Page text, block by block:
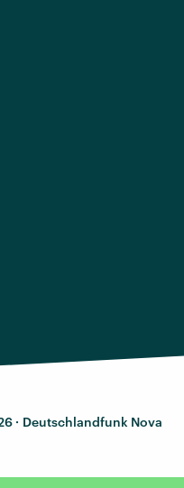
· Deutschlandfunk Nova